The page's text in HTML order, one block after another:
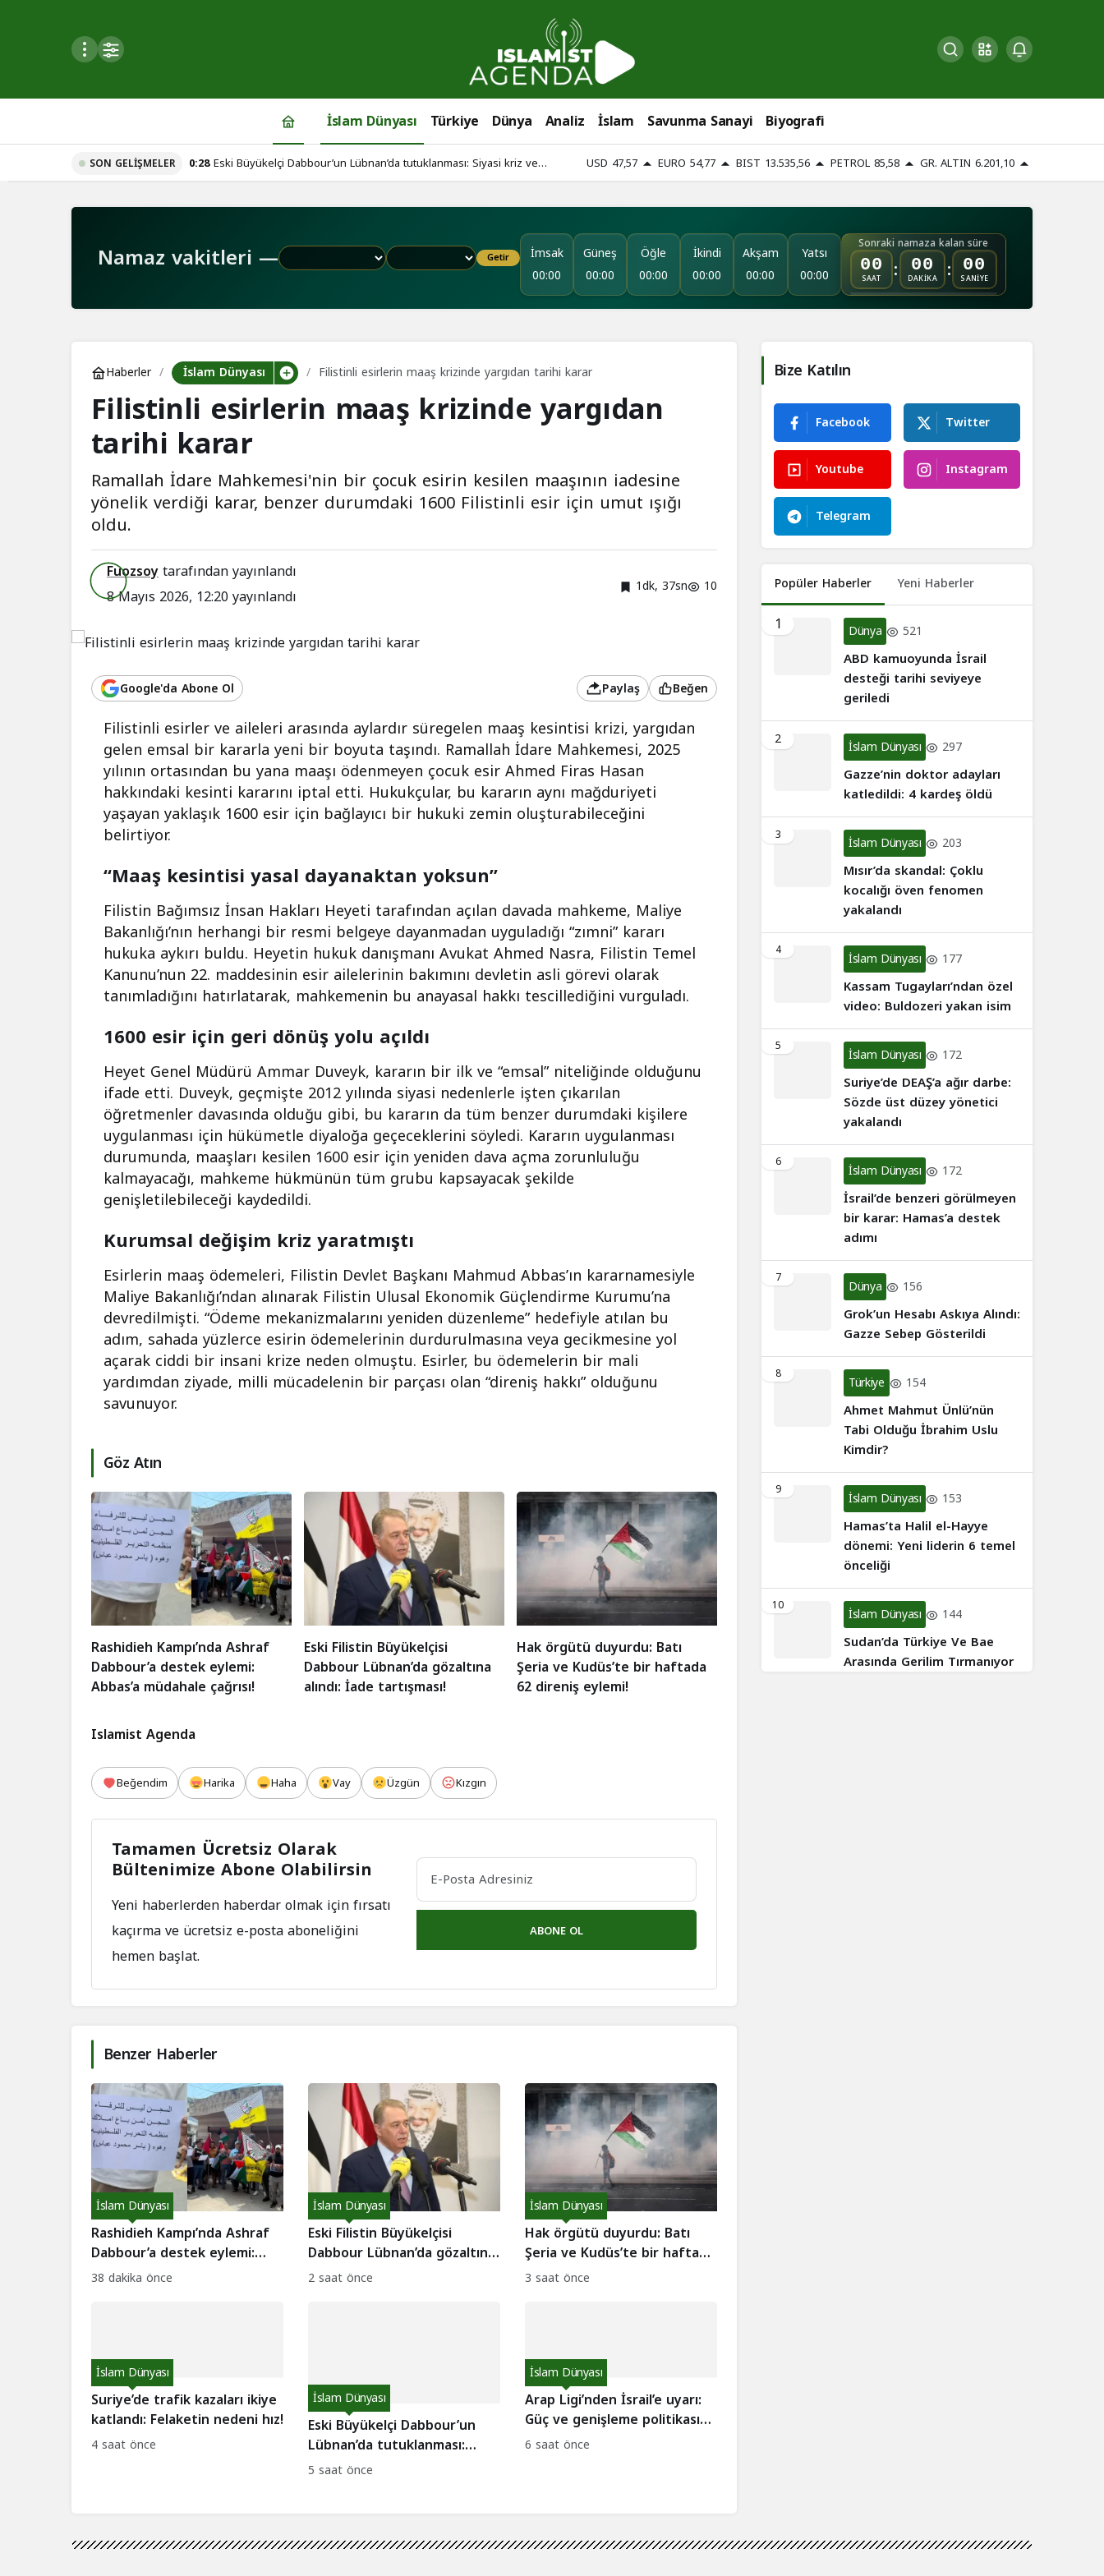
Mod
İslam Dünyası Türkiye Dünya Analiz İslam Savunma Sanayi Biyografi
SON GELIŞMELER 0:28 Eski Büyükelçi Dabbour’un Lübnan’da tutuklanması: Siyasi kriz ve
USD 47,57 EURO 54,77 BIST 13.535,56 PETROL 85,58 GR. ALTIN 6.201,10
Namaz vakitleri — Getir
İmsak
00:00
Güneş
00:00
Öğle
00:00
İkindi
00:00
Akşam
00:00
Yatsı
00:00
Sonraki namaza kalan süre
00
SAAT : 00
DAKİKA : 00
SANİYE
Haberler İslam Dünyası Filistinli esirlerin maaş krizinde yargıdan tarihi karar
Filistinli esirlerin maaş krizinde yargıdan
tarihi karar
Ramallah İdare Mahkemesi'nin bir çocuk esirin kesilen maaşının iadesine
yönelik verdiği karar, benzer durumdaki 1600 Filistinli esir için umut ışığı
oldu.
Fuozsoytarafından yayınlandı
8 Mayıs 2026, 12:20yayınlandı 1dk, 37sn 10
Google'da Abone Ol Paylaş Beğen
Filistinli esirler ve aileleri arasında aylardır süregelen maaş kesintisi krizi, yargıdan
gelen emsal bir kararla yeni bir boyuta taşındı. Ramallah İdare Mahkemesi, 2025
yılının ortasından bu yana maaşı ödenmeyen çocuk esir Ahmed Firas Hasan
hakkındaki kesinti kararını iptal etti. Hukukçular, bu kararın aynı mağduriyeti
yaşayan yaklaşık 1600 esir için bağlayıcı bir hukuki zemin oluşturabileceğini
belirtiyor.
“Maaş kesintisi yasal dayanaktan yoksun”
Filistin Bağımsız İnsan Hakları Heyeti tarafından açılan davada mahkeme, Maliye
Bakanlığı’nın herhangi bir resmi belgeye dayanmadan uyguladığı “zımni” kararı
hukuka aykırı buldu. Heyetin hukuk danışmanı Avukat Ahmed Nasra, Filistin Temel
Kanunu’nun 22. maddesinin esir ailelerinin bakımını devletin asli görevi olarak
tanımladığını hatırlatarak, mahkemenin bu anayasal hakkı tescillediğini vurguladı.
1600 esir için geri dönüş yolu açıldı
Heyet Genel Müdürü Ammar Duveyk, kararın bir ilk ve “emsal” niteliğinde olduğunu
ifade etti. Duveyk, geçmişte 2012 yılında siyasi nedenlerle işten çıkarılan
öğretmenler davasında olduğu gibi, bu kararın da tüm benzer durumdaki kişilere
uygulanması için hükümetle diyaloğa geçeceklerini söyledi. Kararın uygulanması
durumunda, maaşları kesilen 1600 esir için yeniden dava açma zorunluluğu
kalmayacağı, mahkeme hükmünün tüm grubu kapsayacak şekilde
genişletilebileceği kaydedildi.
Kurumsal değişim kriz yaratmıştı
Esirlerin maaş ödemeleri, Filistin Devlet Başkanı Mahmud Abbas’ın kararnamesiyle
Maliye Bakanlığı’ndan alınarak Filistin Ulusal Ekonomik Güçlendirme Kurumu’na
devredilmişti. “Ödeme mekanizmalarını yeniden düzenleme” hedefiyle atılan bu
adım, sahada yüzlerce esirin ödemelerinin durdurulmasına veya gecikmesine yol
açarak ciddi bir insani krize neden olmuştu. Esirler, bu ödemelerin bir mali
yardımdan ziyade, milli mücadelenin bir parçası olan “direniş hakkı” olduğunu
savunuyor.
Göz Atın
Rashidieh Kampı’nda Ashraf
Dabbour’a destek eylemi:
Abbas’a müdahale çağrısı!
Eski Filistin Büyükelçisi
Dabbour Lübnan’da gözaltına
alındı: İade tartışması!
Hak örgütü duyurdu: Batı
Şeria ve Kudüs’te bir haftada
62 direniş eylemi!
Islamist Agenda
Beğendim Harika Haha Vay Üzgün Kızgın
Tamamen Ücretsiz Olarak
Bültenimize Abone Olabilirsin
Yeni haberlerden haberdar olmak için fırsatı
kaçırma ve ücretsiz e-posta aboneliğini
hemen başlat.
ABONE OL
Benzer Haberler
Rashidieh Kampı’nda Ashraf
Dabbour’a destek eylemi:
Abbas’a müdahale çağrısı!
İslam Dünyası
38 dakika önce
Eski Filistin Büyükelçisi
Dabbour Lübnan’da gözaltına
alındı: İade tartışması!
İslam Dünyası
2 saat önce
Hak örgütü duyurdu: Batı
Şeria ve Kudüs’te bir haftada
62 direniş eylemi!
İslam Dünyası
3 saat önce
Suriye’de trafik kazaları ikiye
katlandı: Felaketin nedeni hız!
İslam Dünyası
4 saat önce
Eski Büyükelçi Dabbour’un
Lübnan’da tutuklanması:
Siyasi kriz ve iç hesaplaşma
İslam Dünyası
5 saat önce
Arap Ligi’nden İsrail’e uyarı:
Güç ve genişleme politikası
güvenlik getiremez!
İslam Dünyası
6 saat önce
Bize Katılın
Facebook Twitter
Youtube Instagram
Telegram
Popüler Haberler Yeni Haberler
1 Dünya 521
ABD kamuoyunda İsrail
desteği tarihi seviyeye
geriledi
2 İslam Dünyası 297
Gazze’nin doktor adayları
katledildi: 4 kardeş öldü
3 İslam Dünyası 203
Mısır’da skandal: Çoklu
kocalığı öven fenomen
yakalandı
4 İslam Dünyası 177
Kassam Tugayları’ndan özel
video: Buldozeri yakan isim
5 İslam Dünyası 172
Suriye’de DEAŞ’a ağır darbe:
Sözde üst düzey yönetici
yakalandı
6 İslam Dünyası 172
İsrail’de benzeri görülmeyen
bir karar: Hamas’a destek
adımı
7 Dünya 156
Grok’un Hesabı Askıya Alındı:
Gazze Sebep Gösterildi
8 Türkiye 154
Ahmet Mahmut Ünlü’nün
Tabi Olduğu İbrahim Uslu
Kimdir?
9 İslam Dünyası 153
Hamas’ta Halil el-Hayye
dönemi: Yeni liderin 6 temel
önceliği
10 İslam Dünyası 144
Sudan’da Türkiye Ve Bae
Arasında Gerilim Tırmanıyor